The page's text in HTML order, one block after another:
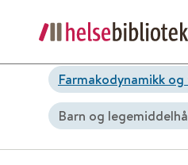
Farmakodynamikk
Barn og
Dosetilpasning